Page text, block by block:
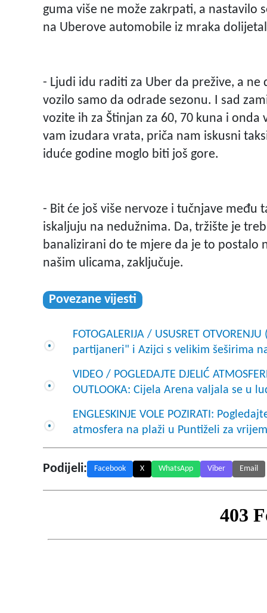
guma više ne može zakrpati, a nastavilo
na Uberove automobile iz mraka
- Ljudi idu raditi za Uber da prežive, a
vozilo samo da odrade sezonu. I sad
vozite ih za Štinjan za 60, 70 kuna i
vam izudara vrata, priča nam iskusni
iduće godine moglo biti još gore.
- Bit će još više nervoze i tučnjave
iskaljuju na nedužnima. Da, tržište je
banalizirani do te mjere da je to postalo
našim ulicama, zaključuje.
Povezane vijesti
FOTOGALERIJA / USUSRET
partijaneri" i Azijci s velikim šeširima
VIDEO / POGLEDAJTE DJELIĆ
OUTLOOKA: Cijela Arena valjala se u
ENGLESKINJE VOLE POZIRATI:
atmosfera na plaži u Puntiželi za
Podijeli: Facebook X WhatsApp Viber Email